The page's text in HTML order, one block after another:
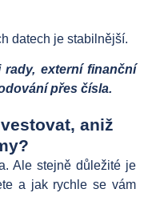
datech je stabilnější.
externí finanční
přes čísla.
aniž
Ale stejně důležité je
a jak rychle se vám